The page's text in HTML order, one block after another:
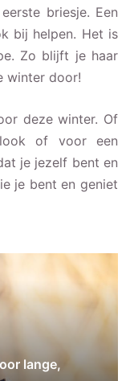
briesje. Een
bij helpen. Het is
Zo blijft je haar
winter door!
deze winter. Of
of voor een
je jezelf bent en
je bent en geniet
lange,